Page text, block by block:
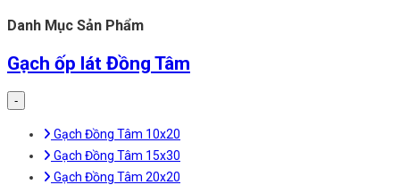
Danh Mục Sản Phẩm
Gạch ốp lát Đồng Tâm
-
Gạch Đồng Tâm 10x20
Gạch Đồng Tâm 15x30
Gạch Đồng Tâm 20x20